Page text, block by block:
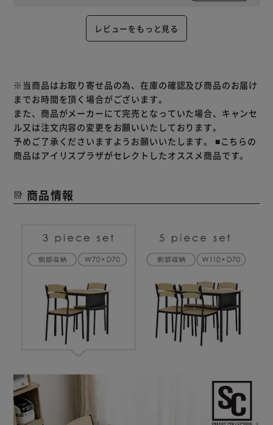
レビューをもっと見る
※当商品はお取り寄せ品の為、在庫の確認及び商品のお届け
までお時間を頂く場合がございます。
また、商品がメーカーにて完売となっていた場合、キャンセ
ル又は注文内容の変更をお願いいたしております。
予めご了承くださいますようお願いいたします。 ■こちらの
商品はアイリスプラザがセレクトしたオススメ商品です。
商品情報